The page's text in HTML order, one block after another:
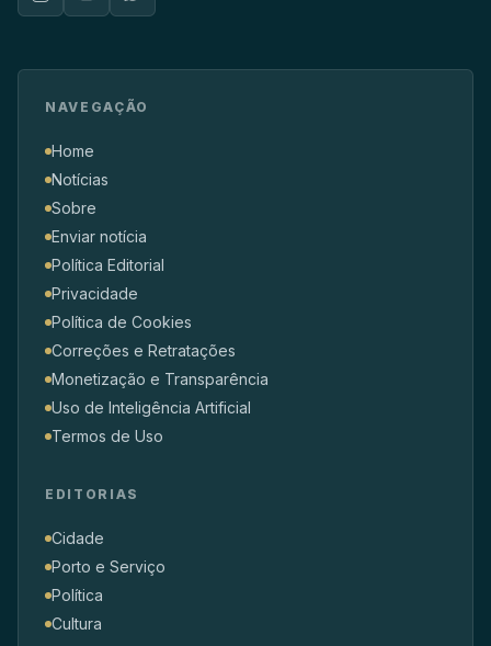
NAVEGAÇÃO
Home
Notícias
Sobre
Enviar notícia
Política Editorial
Privacidade
Política de Cookies
Correções e Retratações
Monetização e Transparência
Uso de Inteligência Artificial
Termos de Uso
EDITORIAS
Cidade
Porto e Serviço
Política
Cultura